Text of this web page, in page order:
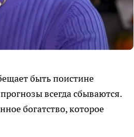
быть поистине
всегда сбываются.
богатство, которое